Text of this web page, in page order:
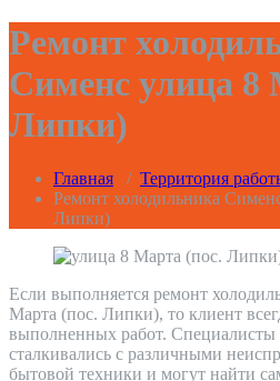
Ремонт
Сименс улица 8
Липки)
Главная / Территория
Ремонт холодильника
Липки)
Если выполняется ремонт
Марта (пос. Липки), то клиент
выполненных работ. Специалисты
сталкивались с различными
бытовой техники и могут найти